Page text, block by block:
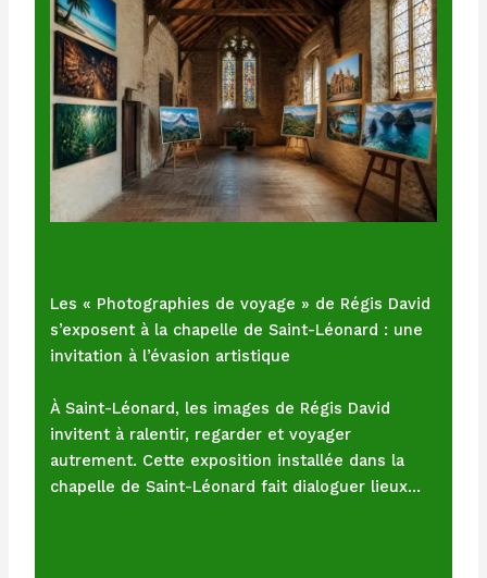
Les « Photographies de voyage » de Régis David
s’exposent à la chapelle de Saint-Léonard : une
invitation à l’évasion artistique
À Saint-Léonard, les images de Régis David
invitent à ralentir, regarder et voyager
autrement. Cette exposition installée dans la
chapelle de Saint-Léonard fait dialoguer lieux…